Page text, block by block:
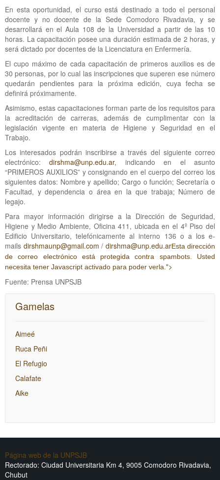
En esta oportunidad, el curso está destinado a todo el personal
docente y no docente de la Sede Comodoro Rivadavia, y se
desarrollará en el Aula 108 de la Universidad a partir de las 10
horas. La capacitación posee una duración estimada de 2 horas, y
será dictado por docentes de la Licenciatura en Enfermería.
El cupo máximo de cada capacitación de primeros auxilios es de
30 personas, por lo cual las inscripciones que superen ese número
quedarán pendientes para la próxima edición, cuya fecha se
definirá próximamente.
Asimismo, estas capacitaciones forman parte de los requisitos para
la acreditación de carreras, además de cumplimentar con la
legislación vigente en materia de Higiene y Seguridad en el
Trabajo.
Los interesados podrán inscribirse a través del siguiente correo
electrónico:dirshma@unp.edu.ar, indicando en el asunto
“PRIMEROS AUXILIOS” y consignando en el cuerpo del correo los
siguientes datos: Nombre y apellido; Cargo o función; Secretaría o
Facultad, y dependencia o área en la que trabaja; Número de
legajo.
Para mayor información dirigirse a la Dirección de Seguridad,
Higiene y Medio Ambiente, Oficina 411, ubicada en el 4º Piso del
Edificio Universitario, telefónicamente al interno 136 o a los e-
mails dirshmaunp@gmail.com / dirshma@unp.edu.arEsta dirección
de correo electrónico está protegida contra spambots. Usted
necesita tener Javascript activado para poder verla. ">
Fuente: Prensa UNPSJB
Gamelas
Aimeé
Ruca Peñi
El Refugio
Calafate
Aike
Página web de la UNPSJB
Rectorado: Ciudad Universitaria Km 4, 9005 Comodoro Rivadavia,
Chubut